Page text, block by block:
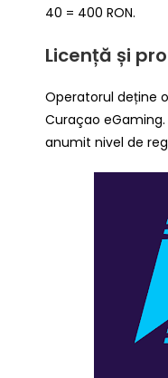
40 = 400 RON.
Licență și
Operatorul deține
Curaçao
anumit nivel de